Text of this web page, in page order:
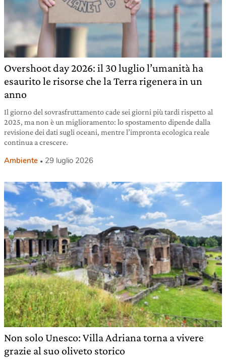
Overshoot day 2026: il 30 luglio l’umanità ha
esaurito le risorse che la Terra rigenera in un
anno
Il giorno del sovrasfruttamento cade sei giorni più tardi rispetto al
2025, ma non è un miglioramento: lo spostamento dipende dalla
revisione dei dati sugli oceani, mentre l’impronta ecologica reale
continua a crescere.
Ambiente 29 luglio 2026
Non solo Unesco: Villa Adriana torna a vivere
grazie al suo oliveto storico